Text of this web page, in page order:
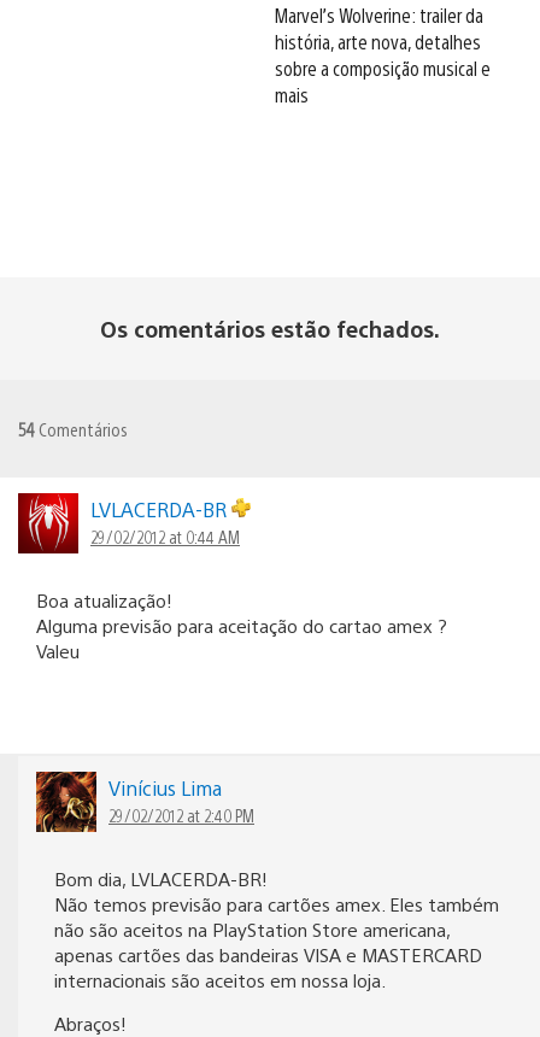
Marvel’s Wolverine: trailer da
história, arte nova, detalhes
sobre a composição musical e
mais
Os comentários estão fechados.
54 Comentários
LVLACERDA-BR
29/02/2012 at 0:44 AM
Boa atualização!
Alguma previsão para aceitação do cartao amex ?
Valeu
Vinícius Lima
29/02/2012 at 2:40 PM
Bom dia, LVLACERDA-BR!
Não temos previsão para cartões amex. Eles também
não são aceitos na PlayStation Store americana,
apenas cartões das bandeiras VISA e MASTERCARD
internacionais são aceitos em nossa loja.
Abraços!